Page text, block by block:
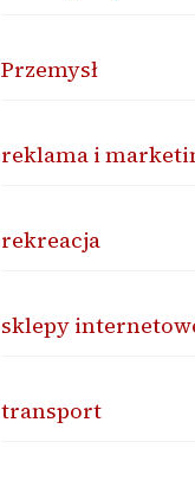
Przemysł
reklama i
rekreacja
sklepy
transport